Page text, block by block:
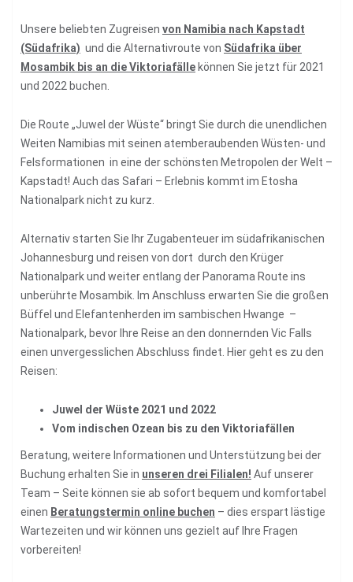
Unsere beliebten Zugreisen von Namibia nach Kapstadt
(Südafrika) und die Alternativroute von Südafrika über
Mosambik bis an die Viktoriafälle können Sie jetzt für 2021
und 2022 buchen.
Die Route „Juwel der Wüste“ bringt Sie durch die unendlichen
Weiten Namibias mit seinen atemberaubenden Wüsten- und
Felsformationen in eine der schönsten Metropolen der Welt –
Kapstadt! Auch das Safari – Erlebnis kommt im Etosha
Nationalpark nicht zu kurz.
Alternativ starten Sie Ihr Zugabenteuer im südafrikanischen
Johannesburg und reisen von dort durch den Krüger
Nationalpark und weiter entlang der Panorama Route ins
unberührte Mosambik. Im Anschluss erwarten Sie die großen
Büffel und Elefantenherden im sambischen Hwange –
Nationalpark, bevor Ihre Reise an den donnernden Vic Falls
einen unvergesslichen Abschluss findet. Hier geht es zu den
Reisen:
Juwel der Wüste 2021 und 2022
Vom indischen Ozean bis zu den Viktoriafällen
Beratung, weitere Informationen und Unterstützung bei der
Buchung erhalten Sie in unseren drei Filialen! Auf unserer
Team – Seite können sie ab sofort bequem und komfortabel
einen Beratungstermin online buchen – dies erspart lästige
Wartezeiten und wir können uns gezielt auf Ihre Fragen
vorbereiten!